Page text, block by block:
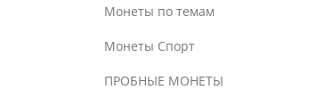
Монеты по темам
Монеты Спорт
ПРОБНЫЕ МОНЕТЫ